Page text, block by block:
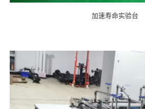
加速寿命实验台